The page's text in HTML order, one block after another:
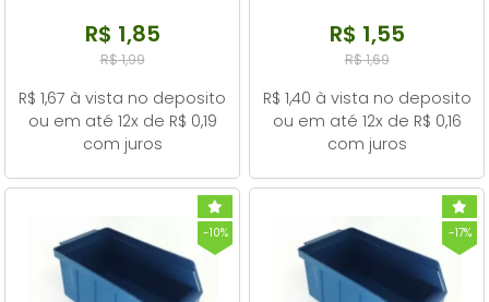
R$ 1,85
R$ 1,99
R$ 1,67 à vista no deposito
ou em até 12x de R$ 0,19
com juros
R$ 1,55
R$ 1,69
R$ 1,40 à vista no deposito
ou em até 12x de R$ 0,16
com juros
-10% -17%